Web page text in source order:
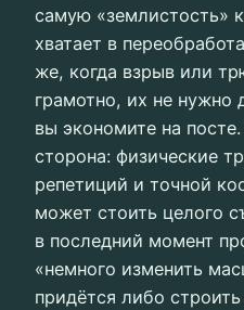
самую «землистость»
хватает в
же, когда взрыв или
грамотно, их не нужно
вы экономите на
сторона: физические
репетиций и точной
может стоить целого
в последний момент
«немного изменить
придётся либо